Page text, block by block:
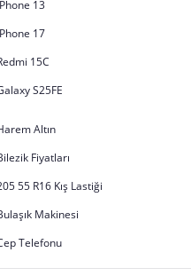
13
17
15C
S25FE
Altın
Fiyatları
55 R16 Kış Lastiği
Makinesi
Telefonu